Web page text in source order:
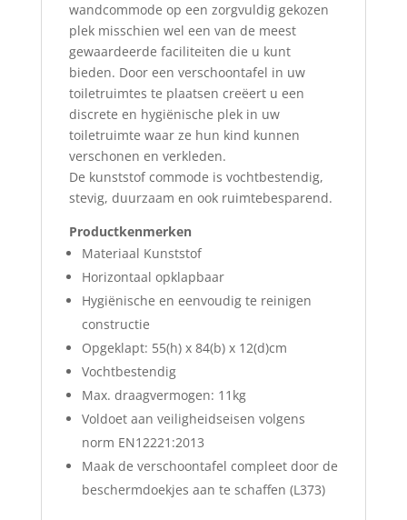
wandcommode op een zorgvuldig gekozen
plek misschien wel een van de meest
gewaardeerde faciliteiten die u kunt
bieden. Door een verschoontafel in uw
toiletruimtes te plaatsen creëert u een
discrete en hygiënische plek in uw
toiletruimte waar ze hun kind kunnen
verschonen en verkleden.
De kunststof commode is vochtbestendig,
stevig, duurzaam en ook ruimtebesparend.
Productkenmerken
Materiaal Kunststof
Horizontaal opklapbaar
Hygiënische en eenvoudig te reinigen
constructie
Opgeklapt: 55(h) x 84(b) x 12(d)cm
Vochtbestendig
Max. draagvermogen: 11kg
Voldoet aan veiligheidseisen volgens
norm EN12221:2013
Maak de verschoontafel compleet door de
beschermdoekjes aan te schaffen (L373)